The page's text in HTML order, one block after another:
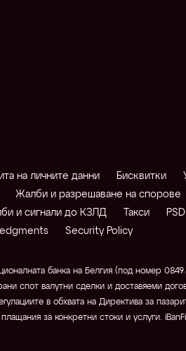
на личните данни Бисквитки
Жалби и разрешаване на спорове
и сигнали до КЗЛД
Такси
Security Policy
банка на Белгия (под номер
спот валутни сделки и доставяеми
в обхвата на Директива за
за конкретни стоки и услуги.